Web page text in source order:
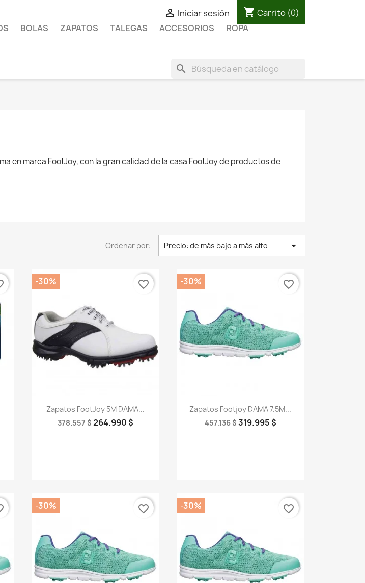
 Iniciar sesión shopping_cart Carrito (0)
BOLAS ZAPATOS TALEGAS ACCESORIOS
ROPA
search
en marca FootJoy, con la gran calidad de la casa FootJoy de productos de
Ordenar por: Precio: de más bajo a más alto 
Vista rápida
Zapatos FootJoy 5M DAMA...
378.557 $264.990 $
-30% favorite_border
Vista rápida
Zapatos Footjoy DAMA 7.5M...
457.136 $319.995 $
-30% favorite_border
-30% favorite_border -30% favorite_border